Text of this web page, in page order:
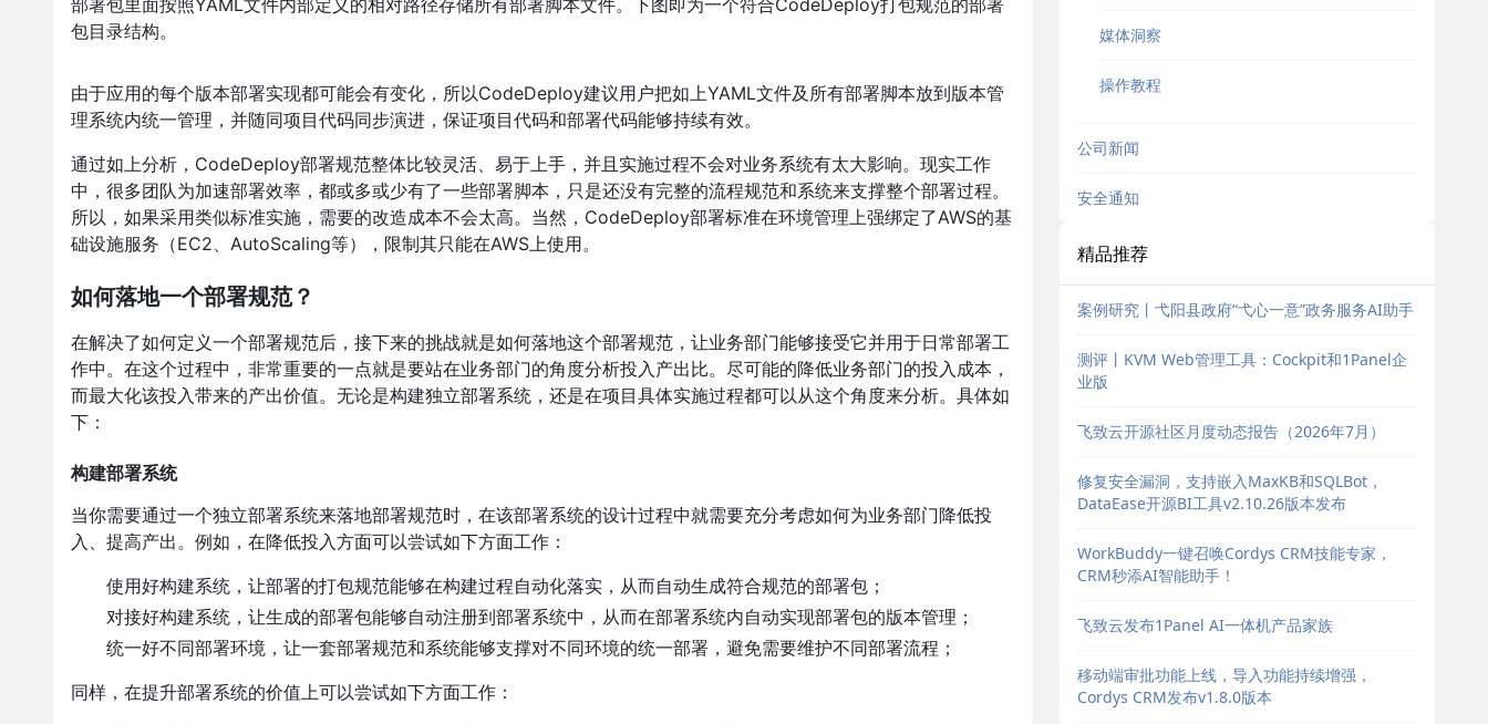
部署包里面按照YAML文件内部定义的相对路径存储所有部署脚本文件。下图即为一个符合CodeDeploy打包规范的部署
包目录结构。
由于应用的每个版本部署实现都可能会有变化，所以CodeDeploy建议用户把如上YAML文件及所有部署脚本放到版本管
理系统内统一管理，并随同项目代码同步演进，保证项目代码和部署代码能够持续有效。
通过如上分析，CodeDeploy部署规范整体比较灵活、易于上手，并且实施过程不会对业务系统有太大影响。现实工作
中，很多团队为加速部署效率，都或多或少有了一些部署脚本，只是还没有完整的流程规范和系统来支撑整个部署过程。
所以，如果采用类似标准实施，需要的改造成本不会太高。当然，CodeDeploy部署标准在环境管理上强绑定了AWS的基
础设施服务（EC2、AutoScaling等），限制其只能在AWS上使用。
如何落地一个部署规范？
在解决了如何定义一个部署规范后，接下来的挑战就是如何落地这个部署规范，让业务部门能够接受它并用于日常部署工
作中。在这个过程中，非常重要的一点就是要站在业务部门的角度分析投入产出比。尽可能的降低业务部门的投入成本，
而最大化该投入带来的产出价值。无论是构建独立部署系统，还是在项目具体实施过程都可以从这个角度来分析。具体如
下：
构建部署系统
当你需要通过一个独立部署系统来落地部署规范时，在该部署系统的设计过程中就需要充分考虑如何为业务部门降低投
入、提高产出。例如，在降低投入方面可以尝试如下方面工作：
使用好构建系统，让部署的打包规范能够在构建过程自动化落实，从而自动生成符合规范的部署包；
对接好构建系统，让生成的部署包能够自动注册到部署系统中，从而在部署系统内自动实现部署包的版本管理；
统一好不同部署环境，让一套部署规范和系统能够支撑对不同环境的统一部署，避免需要维护不同部署流程；
同样，在提升部署系统的价值上可以尝试如下方面工作：
媒体洞察
操作教程
公司新闻
安全通知
精品推荐
案例研究丨弋阳县政府“弋心一意”政务服务AI助手
测评丨KVM Web管理工具：Cockpit和1Panel企
业版
飞致云开源社区月度动态报告（2026年7月）
修复安全漏洞，支持嵌入MaxKB和SQLBot，
DataEase开源BI工具v2.10.26版本发布
WorkBuddy一键召唤Cordys CRM技能专家，
CRM秒添AI智能助手！
飞致云发布1Panel AI一体机产品家族
移动端审批功能上线，导入功能持续增强，
Cordys CRM发布v1.8.0版本